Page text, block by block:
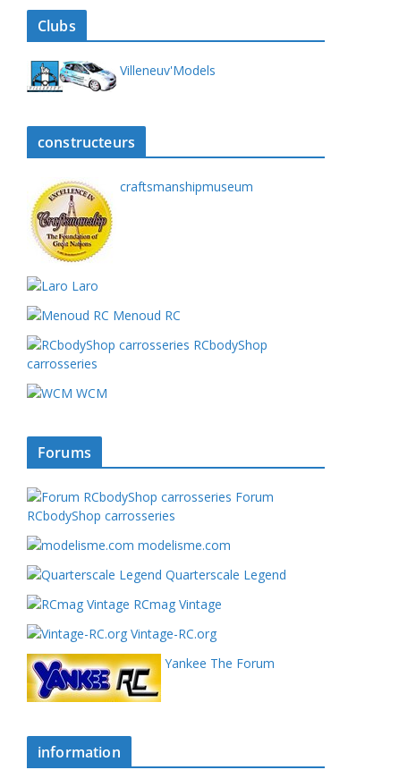
Clubs
Villeneuv'Models
constructeurs
craftsmanshipmuseum
Laro
Menoud RC
RCbodyShop
carrosseries
WCM
Forums
Forum
RCbodyShop carrosseries
modelisme.com
Quarterscale Legend
RCmag Vintage
Vintage-RC.org
Yankee The Forum
information